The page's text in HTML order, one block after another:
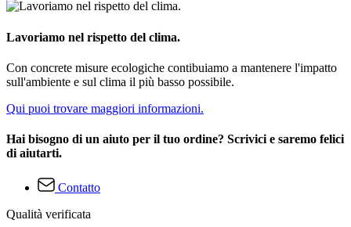
Lavoriamo nel rispetto del clima.
Con concrete misure ecologiche contibuiamo a mantenere l'impatto
sull'ambiente e sul clima il più basso possibile.
Qui puoi trovare maggiori informazioni.
Hai bisogno di un aiuto per il tuo ordine? Scrivici e saremo felici
di aiutarti.
Contatto
Qualità verificata